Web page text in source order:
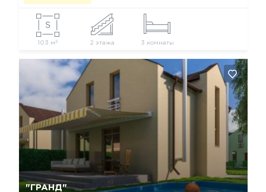
103 м 2 2 этажа 3 комнаты
"ГРАНД"
Да, удалить Отмена